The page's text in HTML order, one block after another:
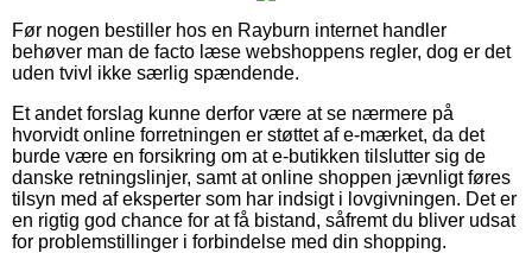
Før nogen bestiller hos en Rayburn internet handler
behøver man de facto læse webshoppens regler, dog er det
uden tvivl ikke særlig spændende.
Et andet forslag kunne derfor være at se nærmere på
hvorvidt online forretningen er støttet af e-mærket, da det
burde være en forsikring om at e-butikken tilslutter sig de
danske retningslinjer, samt at online shoppen jævnligt føres
tilsyn med af eksperter som har indsigt i lovgivningen. Det er
en rigtig god chance for at få bistand, såfremt du bliver udsat
for problemstillinger i forbindelse med din shopping.